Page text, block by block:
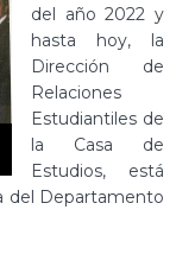
del año 2022 y
hasta hoy, la
Dirección de
Relaciones
Estudiantiles de
la Casa de
Estudios, está
del Departamento